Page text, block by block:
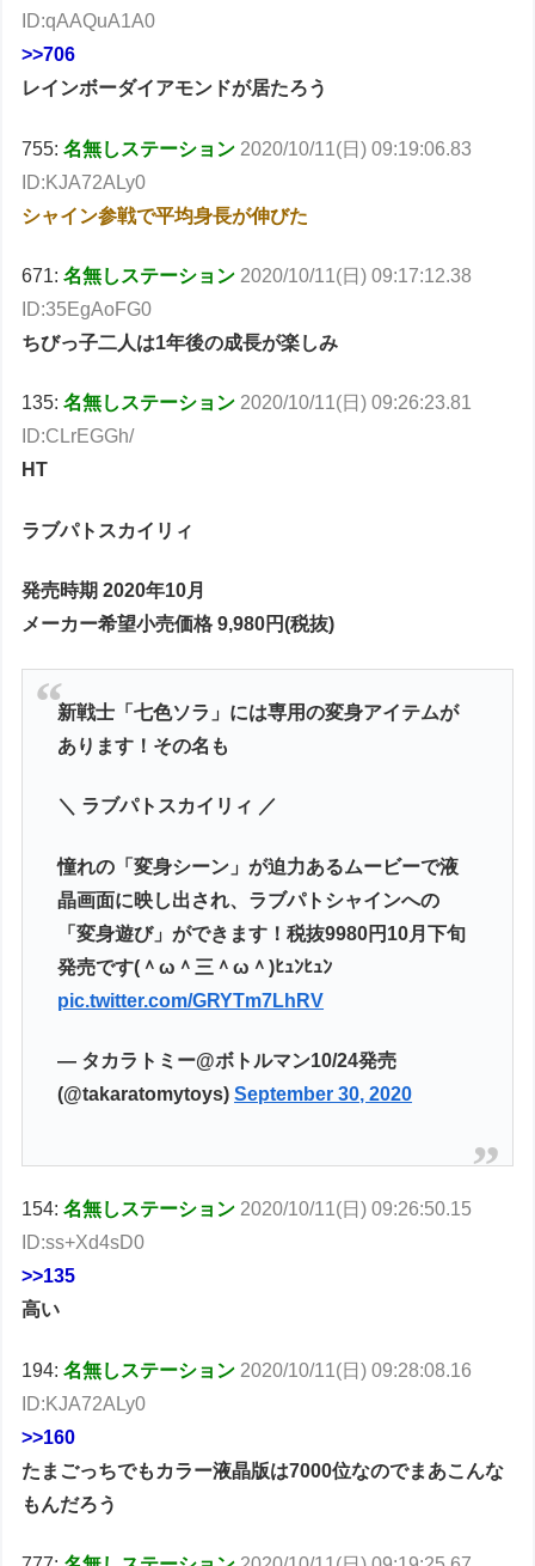
ID:qAAQuA1A0
>>706
レインボーダイアモンドが居たろう
755:名無しステーション 2020/10/11(日) 09:19:06.83
ID:KJA72ALy0
シャイン参戦で平均身長が伸びた
671:名無しステーション 2020/10/11(日) 09:17:12.38
ID:35EgAoFG0
ちびっ子二人は1年後の成長が楽しみ
135:名無しステーション 2020/10/11(日) 09:26:23.81
ID:CLrEGGh/
HT
ラブパトスカイリィ
発売時期 2020年10月
メーカー希望小売価格 9,980円(税抜)
新戦士「七色ソラ」には専用の変身アイテムが
あります！その名も
＼ ラブパトスカイリィ ／
憧れの「変身シーン」が迫力あるムービーで液
晶画面に映し出され、ラブパトシャインへの
「変身遊び」ができます！税抜9980円10月下旬
発売です(＾ω＾三＾ω＾)ﾋｭﾝﾋｭﾝ
pic.twitter.com/GRYTm7LhRV
— タカラトミー@ボトルマン10/24発売
(@takaratomytoys)September 30, 2020
154:名無しステーション 2020/10/11(日) 09:26:50.15
ID:ss+Xd4sD0
>>135
高い
194:名無しステーション 2020/10/11(日) 09:28:08.16
ID:KJA72ALy0
>>160
たまごっちでもカラー液晶版は7000位なのでまあこんな
もんだろう